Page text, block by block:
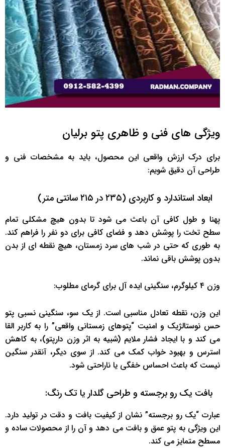
ویژگی های فنی و ظاهری پتو برلیان
برای درک ارزش واقعی این محصول، باید به مشخصات فنی و
طراحی آن دقیق شویم:
ابعاد استاندارد و کاربردی (۲۳۵ در ۲۱۵ سانتی متر)
پهنا و طول کافی آن باعث می شود تا بدون هیچ مشکلی تمام
سطح تخت را پوشش دهد و فضای کافی برای دو نفر را فراهم کند.
به طوری که حتی در شب های سرد زمستان، هیچ نقطه ای از بدن
بدون پوشش باقی نماند.
وزن ۴ کیلوگرم، سنگینی ایده آل برای گرمای مطلوب:
این وزن، نقطه تعادل مناسبی است. از یک سو، سنگینی نسبی پتو
حس نوستالژیک و امنیت “پتوهای زمستانی واقعی” را به کاربر القا
می کند و با ایجاد فشار ملایم (شبیه به اثر وزن دارپتو)، به کاهش
استرس و بهبود خواب کمک می کند. از سوی دیگر، آنقدر سنگین
نیست که باعث احساس خفگی یا ناراحتی شود.
بافت یک رو برجسته و طراحی گلدار یا تک رنگ:
عبارت “یک رو برجسته” نشان از کیفیت بافت و دقت در تولید دارد.
این ویژگی به پتو عمق و بافت می دهد و آن را از محصولات ساده و
مسطح متمایز می کند.